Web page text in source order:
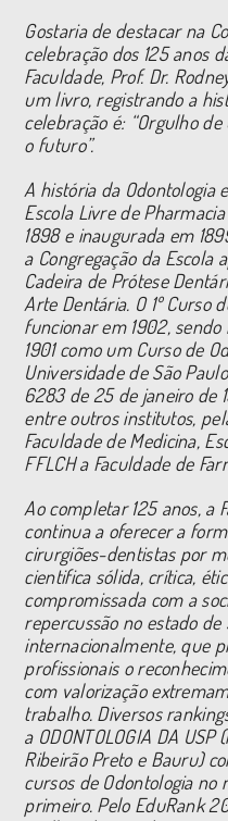
Gostaria de destacar na
celebração dos 125 anos
Faculdade, Prof. Dr.
um livro, registrando a
celebração é: “Orgulho
o futuro”.
A história da Odontologia
Escola Livre de
1898 e inaugurada em
a Congregação da Escola
Cadeira de Prótese
Arte Dentária. O 1º Curso
funcionar em 1902,
1901 como um Curso de
Universidade de São
6283 de 25 de janeiro de
entre outros institutos,
Faculdade de Medicina,
FFLCH a Faculdade de
Ao completar 125 anos, a
continua a oferecer a
cirurgiões-dentistas por
cientifica sólida, crítica,
compromissada com a
repercussão no estado de
internacionalmente, que
profissionais o
com valorização
trabalho. Diversos
a ODONTOLOGIA DA
Ribeirão Preto e Bauru)
cursos de Odontologia no
primeiro. Pelo EduRank